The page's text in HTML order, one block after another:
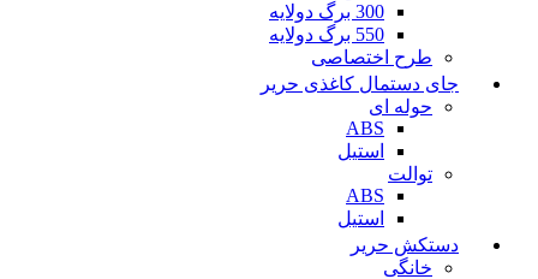
300 برگ دولایه
550 برگ دولایه
طرح اختصاصی
جای دستمال کاغذی حریر
حوله ای
ABS
استیل
توالت
ABS
استیل
دستکش حریر
خانگی